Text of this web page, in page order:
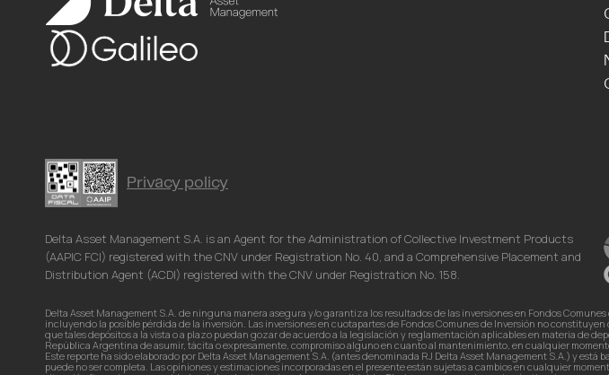
Privacy policy
Delta Asset Management S.A. is an Agent for the Administration of Collective Investment Products
(AAPIC FCI) registered with the CNV under Registration No. 40, and a Comprehensive Placement and
Distribution Agent (ACDI) registered with the CNV under Registration No. 158.
Delta Asset Management S.A. de ninguna manera asegura y/o garantiza los resultados de las inversiones en Fondos
incluyendo la posible pérdida de la inversión. Las inversiones en cuotapartes de Fondos Comunes de Inversión no
que tales depósitos a la vista o a plazo puedan gozar de acuerdo a la legislación y reglamentación aplicables en materia de
República Argentina de asumir, tácita o expresamente, compromiso alguno en cuanto al mantenimiento, en cualquier
Este reporte ha sido elaborado por Delta Asset Management S.A. (antes denominada RJ Delta Asset Management S.A.) y
puede no ser completa. Las opiniones y estimaciones incorporadas en el presente están sujetas a cambios en cualquier